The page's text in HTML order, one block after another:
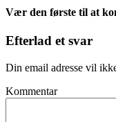
Vær den første til at
Efterlad et svar
Din email adresse vil
Kommentar